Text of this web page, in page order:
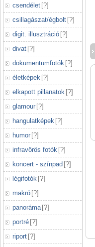
csendélet [?]
csillagászat/égbolt [?]
digit. illusztráció [?]
divat [?]
dokumentumfotók [?]
életképek [?]
elkapott pillanatok [?]
glamour [?]
hangulatképek [?]
humor [?]
infravörös fotók [?]
koncert - színpad [?]
légifotók [?]
makró [?]
panoráma [?]
portré [?]
riport [?]